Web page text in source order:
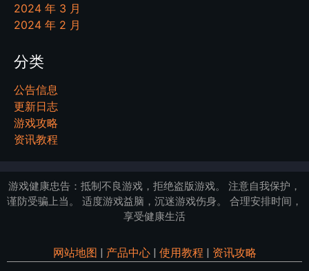
2024 年 3 月
2024 年 2 月
分类
公告信息
更新日志
游戏攻略
资讯教程
游戏健康忠告：抵制不良游戏，拒绝盗版游戏。 注意自我保护，
谨防受骗上当。 适度游戏益脑，沉迷游戏伤身。 合理安排时间，
享受健康生活
网站地图 | 产品中心| 使用教程 | 资讯攻略